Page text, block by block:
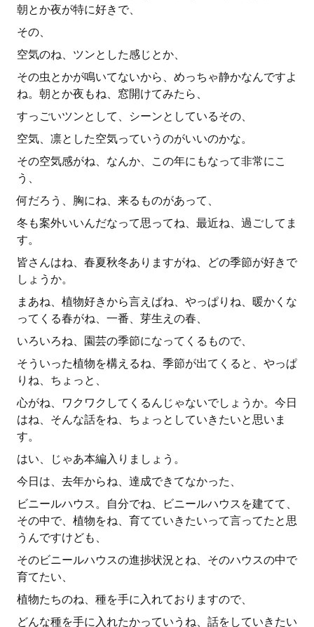
朝とか夜が特に好きで、
その、
空気のね、ツンとした感じとか、
その虫とかが鳴いてないから、めっちゃ静かなんですよ
ね。朝とか夜もね、窓開けてみたら、
すっごいツンとして、シーンとしているその、
空気、凛とした空気っていうのがいいのかな。
その空気感がね、なんか、この年にもなって非常にこ
う、
何だろう、胸にね、来るものがあって、
冬も案外いいんだなって思ってね、最近ね、過ごしてま
す。
皆さんはね、春夏秋冬ありますがね、どの季節が好きで
しょうか。
まあね、植物好きから言えばね、やっぱりね、暖かくな
ってくる春がね、一番、芽生えの春、
いろいろね、園芸の季節になってくるもので、
そういった植物を構えるね、季節が出てくると、やっぱ
りね、ちょっと、
心がね、ワクワクしてくるんじゃないでしょうか。今日
はね、そんな話をね、ちょっとしていきたいと思いま
す。
はい、じゃあ本編入りましょう。
今日は、去年からね、達成できてなかった、
ビニールハウス。自分でね、ビニールハウスを建てて、
その中で、植物をね、育てていきたいって言ってたと思
うんですけども、
そのビニールハウスの進捗状況とね、そのハウスの中で
育てたい、
植物たちのね、種を手に入れておりますので、
どんな種を手に入れたかっていうね、話をしていきたい